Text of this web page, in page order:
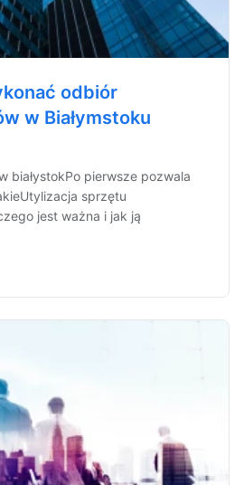
odbiór
w Białymstoku
białystokPo pierwsze pozwala
sprzętu
jest ważna i jak ją